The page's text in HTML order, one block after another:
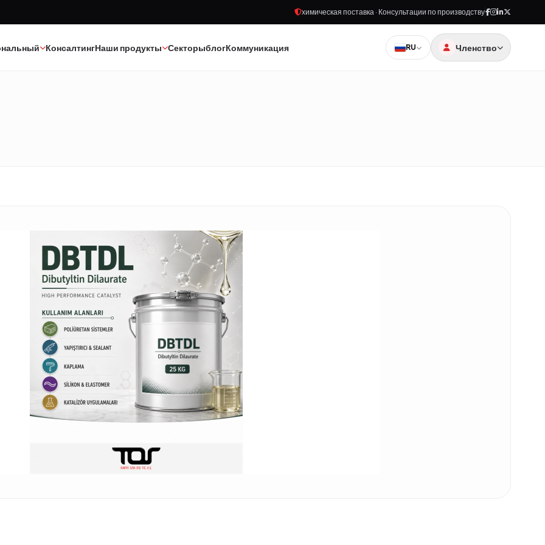
химическая поставка · Консультации по производству
КонсалтингНаши продукты СекторыблогКоммуникация RU Членство